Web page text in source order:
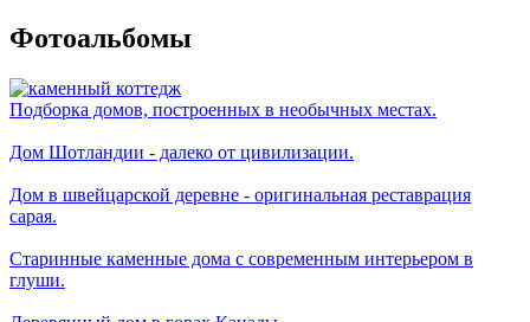
Фотоальбомы
Подборка домов, построенных в необычных местах.
Дом Шотландии - далеко от цивилизации.
Дом в швейцарской деревне - оригинальная реставрация
сарая.
Старинные каменные дома с современным интерьером в
глуши.